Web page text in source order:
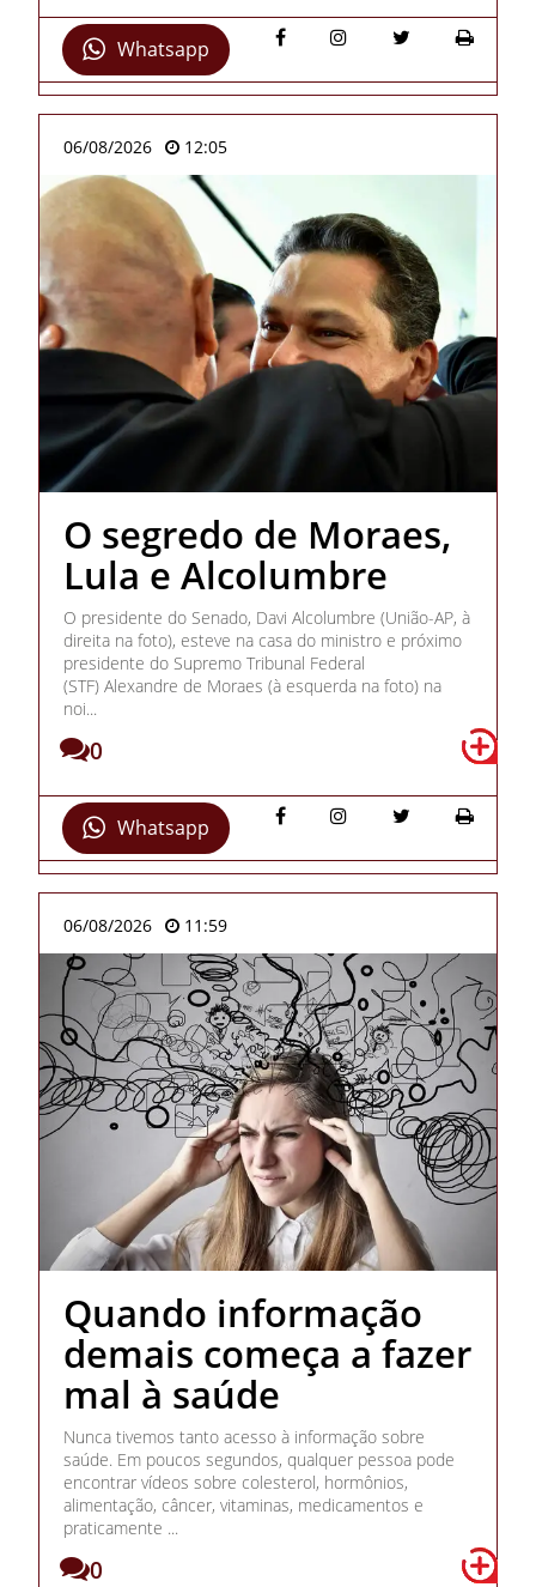
Whatsapp
06/08/2026 12:05
O segredo de Moraes,
Lula e Alcolumbre
O presidente do Senado, Davi Alcolumbre (União-AP, à
direita na foto), esteve na casa do ministro e próximo
presidente do Supremo Tribunal Federal
(STF) Alexandre de Moraes (à esquerda na foto) na
noi...
0
Whatsapp
06/08/2026 11:59
Quando informação
demais começa a fazer
mal à saúde
Nunca tivemos tanto acesso à informação sobre
saúde. Em poucos segundos, qualquer pessoa pode
encontrar vídeos sobre colesterol, hormônios,
alimentação, câncer, vitaminas, medicamentos e
praticamente ...
0